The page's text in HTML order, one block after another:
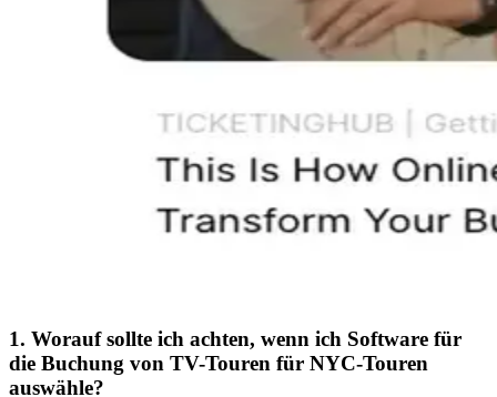
1. Worauf sollte ich achten, wenn ich Software für
die Buchung von TV-Touren für NYC-Touren
auswähle?